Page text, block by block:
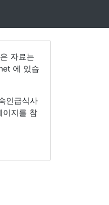
자료는
에 있습
인급식사
이지를 참